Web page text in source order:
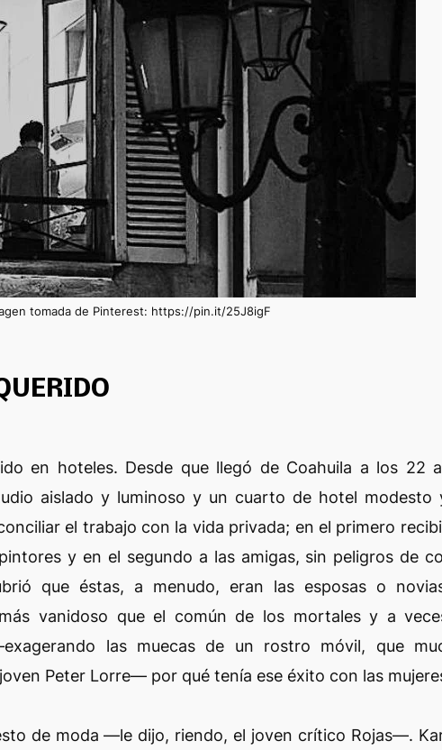
tomada de Pinterest: https://pin.it/25J8igF
en hoteles. Desde que llegó de Coahuila a los 22
aislado y luminoso y un cuarto de hotel modesto
el trabajo con la vida privada; en el primero
y en el segundo a las amigas, sin peligros de
que éstas, a menudo, eran las esposas o
vanidoso que el común de los mortales y a
las muecas de un rostro móvil, que
Peter Lorre— por qué tenía ese éxito con las
de moda —le dijo, riendo, el joven crítico Rojas—.